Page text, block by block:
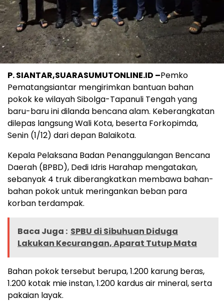
P. SIANTAR,SUARASUMUTONLINE.ID –Pemko
Pematangsiantar mengirimkan bantuan bahan
pokok ke wilayah Sibolga-Tapanuli Tengah yang
baru-baru ini dilanda bencana alam. Keberangkatan
dilepas langsung Wali Kota, beserta Forkopimda,
Senin (1/12) dari depan Balaikota.
Kepala Pelaksana Badan Penanggulangan Bencana
Daerah (BPBD), Dedi Idris Harahap mengatakan,
sebanyak 4 truk diberangkatkan membawa bahan-
bahan pokok untuk meringankan beban para
korban terdampak.
Baca Juga : SPBU di Sibuhuan Diduga
Lakukan Kecurangan, Aparat Tutup Mata
Bahan pokok tersebut berupa, 1.200 karung beras,
1.200 kotak mie instan, 1.200 kardus air mineral, serta
pakaian layak.